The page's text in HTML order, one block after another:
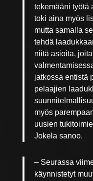
tekemääni työtä
toki aina myös
mutta samalla
tehdä
niitä asioita,
jatkossa entistä
pelaajien
myös
uusien
Jokela sanoo.
– Seurassa
käynnistetyt